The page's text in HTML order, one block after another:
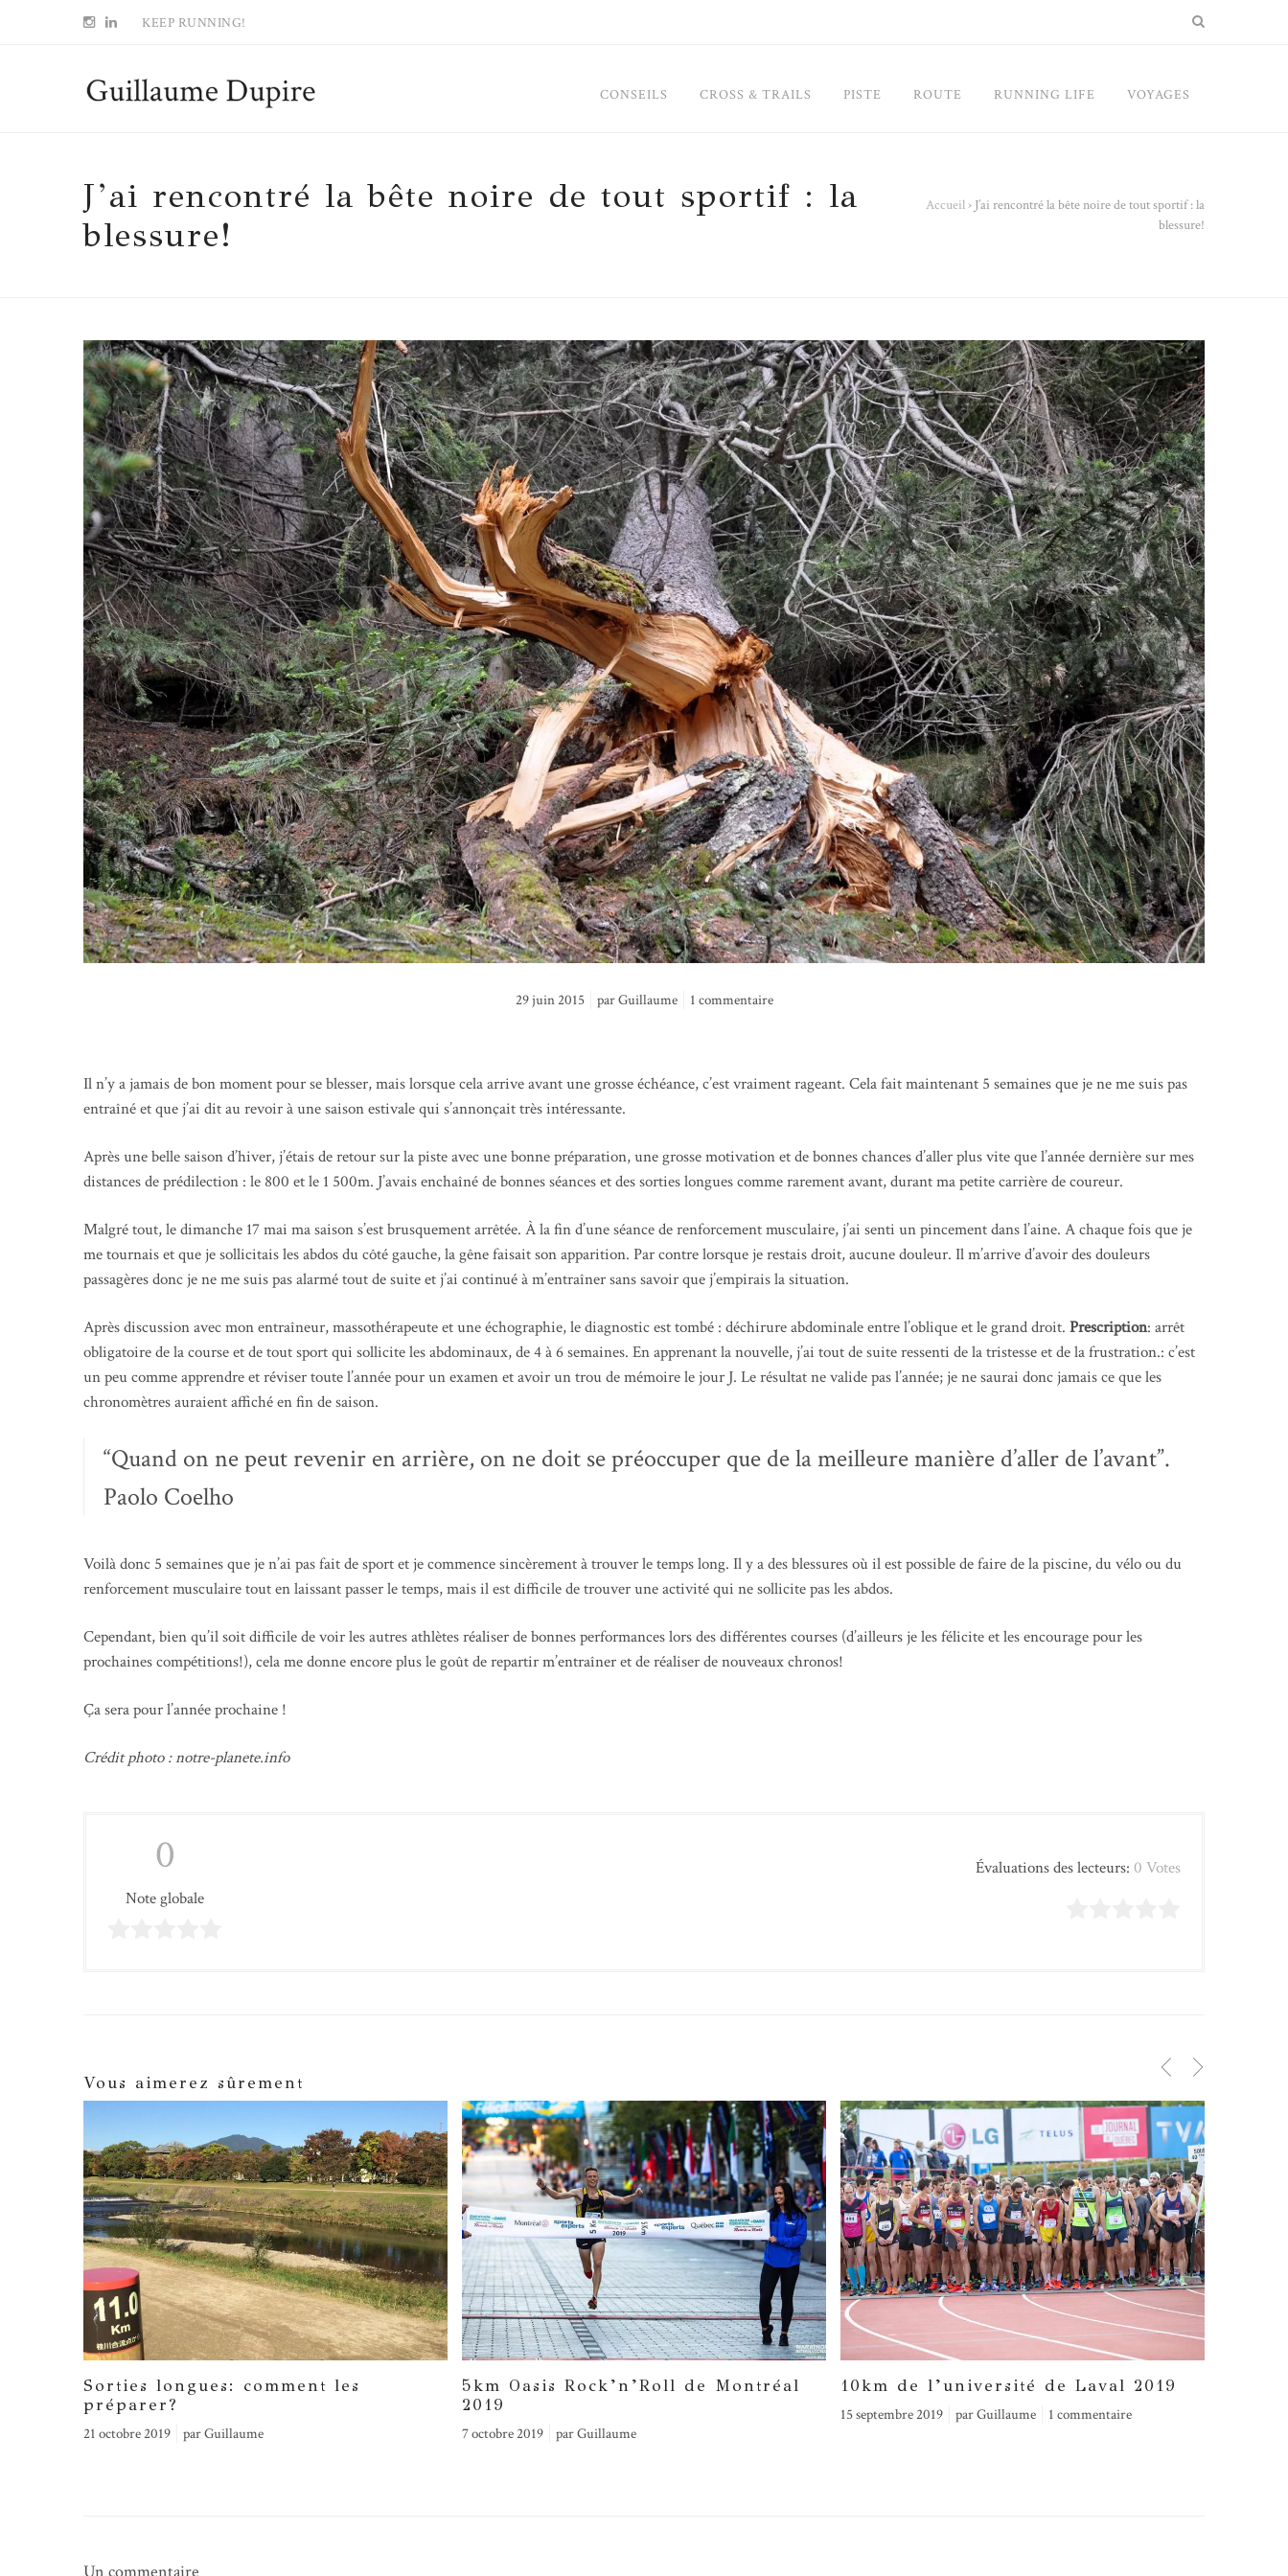
KEEP RUNNING!
CONSEILS CROSS & TRAILS PISTE ROUTE RUNNING LIFE VOYAGES
J’ai rencontré la bête noire de tout sportif : la
blessure!
Accueil› J’ai rencontré la bête noire de tout sportif : la
blessure!
29 juin 2015 parGuillaume 1 commentaire
Il n’y a jamais de bon moment pour se blesser, mais lorsque cela arrive avant une grosse échéance, c’est vraiment rageant. Cela fait maintenant 5 semaines que je ne me suis pas
entraîné et que j’ai dit au revoir à une saison estivale qui s’annonçait très intéressante.
Après une belle saison d’hiver, j’étais de retour sur la piste avec une bonne préparation, une grosse motivation et de bonnes chances d’aller plus vite que l’année dernière sur mes
distances de prédilection : le 800 et le 1 500m. J’avais enchaîné de bonnes séances et des sorties longues comme rarement avant, durant ma petite carrière de coureur.
Malgré tout, le dimanche 17 mai ma saison s’est brusquement arrêtée. À la fin d’une séance de renforcement musculaire, j’ai senti un pincement dans l’aine. A chaque fois que je
me tournais et que je sollicitais les abdos du côté gauche, la gêne faisait son apparition. Par contre lorsque je restais droit, aucune douleur. Il m’arrive d’avoir des douleurs
passagères donc je ne me suis pas alarmé tout de suite et j’ai continué à m’entraîner sans savoir que j’empirais la situation.
Après discussion avec mon entraîneur, massothérapeute et une échographie, le diagnostic est tombé : déchirure abdominale entre l’oblique et le grand droit. Prescription: arrêt
obligatoire de la course et de tout sport qui sollicite les abdominaux, de 4 à 6 semaines. En apprenant la nouvelle, j’ai tout de suite ressenti de la tristesse et de la frustration.: c’est
un peu comme apprendre et réviser toute l’année pour un examen et avoir un trou de mémoire le jour J. Le résultat ne valide pas l’année; je ne saurai donc jamais ce que les
chronomètres auraient affiché en fin de saison.
“Quand on ne peut revenir en arrière, on ne doit se préoccuper que de la meilleure manière d’aller de l’avant”.
Paolo Coelho
Voilà donc 5 semaines que je n’ai pas fait de sport et je commence sincèrement à trouver le temps long. Il y a des blessures où il est possible de faire de la piscine, du vélo ou du
renforcement musculaire tout en laissant passer le temps, mais il est difficile de trouver une activité qui ne sollicite pas les abdos.
Cependant, bien qu’il soit difficile de voir les autres athlètes réaliser de bonnes performances lors des différentes courses (d’ailleurs je les félicite et les encourage pour les
prochaines compétitions!), cela me donne encore plus le goût de repartir m’entraîner et de réaliser de nouveaux chronos!
Ça sera pour l’année prochaine !
Crédit photo : notre-planete.info
0
Note globale
Évaluations des lecteurs: 0 Votes
Vous aimerez sûrement
Sorties longues: comment les
préparer?
21 octobre 2019 parGuillaume
5km Oasis Rock’n’Roll de Montréal
2019
7 octobre 2019 parGuillaume
10km de l’université de Laval 2019
15 septembre 2019 parGuillaume 1 commentaire